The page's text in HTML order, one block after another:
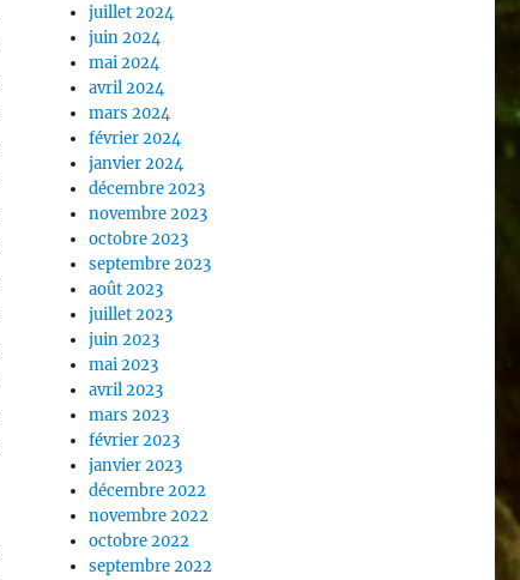
juillet 2024
juin 2024
mai 2024
avril 2024
mars 2024
février 2024
janvier 2024
décembre 2023
novembre 2023
octobre 2023
septembre 2023
août 2023
juillet 2023
juin 2023
mai 2023
avril 2023
mars 2023
février 2023
janvier 2023
décembre 2022
novembre 2022
octobre 2022
septembre 2022